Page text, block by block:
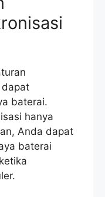
dapat
baterai.
hanya
Anda dapat
baterai